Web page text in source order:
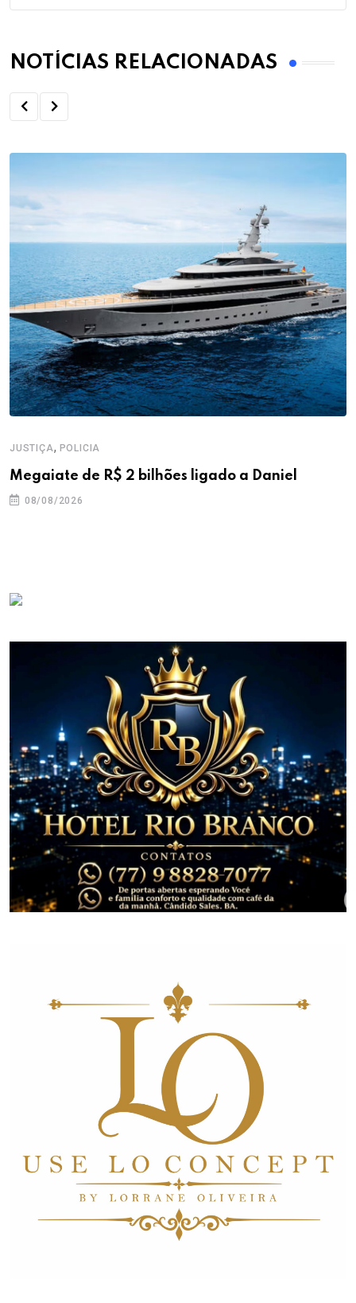
NOTÍCIAS RELACIONADAS
JUSTIÇA, POLICIA
Megaiate de R$ 2 bilhões ligado a Daniel
08/08/2026